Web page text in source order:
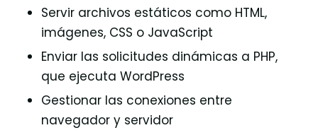
Servir archivos estáticos como HTML,
imágenes, CSS o JavaScript
Enviar las solicitudes dinámicas a PHP,
que ejecuta WordPress
Gestionar las conexiones entre
navegador y servidor